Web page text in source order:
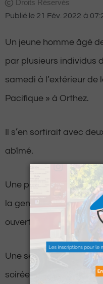
Droits Réservés
Publié le 21 Fév. 2022 à
Un jeune homme âgé
par plusieurs individus
samedi à l’extérieur de
Pacifique » à Orthez.
Il s’en sortirait avec
abîmé.
Une plainte a
la gendarmerie
ouverte.
Une seconde
soirée, mais la victime